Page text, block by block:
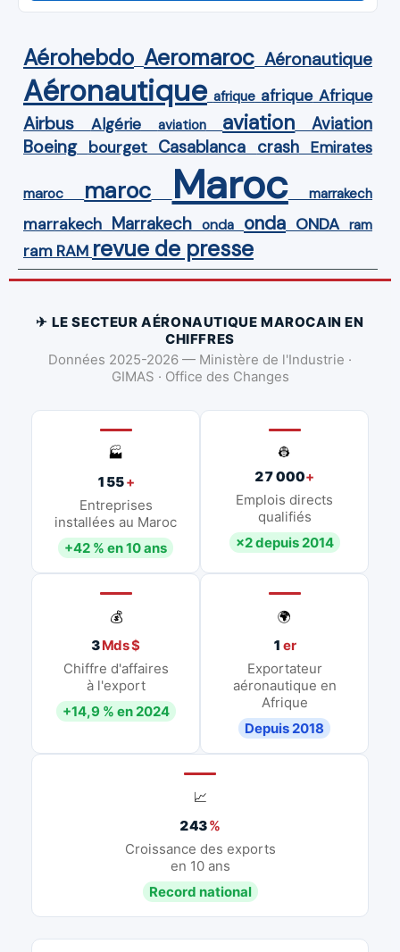
Aérohebdo Aeromaroc Aéronautique
Aéronautique afrique afrique Afrique
Airbus Algérie aviation aviation Aviation
Boeing bourget Casablanca crash Emirates
maroc maroc Maroc marrakech
marrakech Marrakech onda onda ONDA ram
ram RAM revue de presse
✈ LE SECTEUR AÉRONAUTIQUE MAROCAIN EN
CHIFFRES
Données 2025-2026 — Ministère de l'Industrie ·
GIMAS · Office des Changes
🏭
155+
Entreprises
installées au Maroc
+42 % en 10 ans
👷
27 000+
Emplois directs
qualifiés
×2 depuis 2014
💰
3Mds $
Chiffre d'affaires
à l'export
+14,9 % en 2024
🌍
1 er
Exportateur
aéronautique en
Afrique
Depuis 2018
📈
243%
Croissance des exports
en 10 ans
Record national